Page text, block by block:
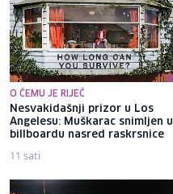
O ČEMU JE RIJEČ
Nesvakidašnji prizor u Los
Angelesu: Muškarac snimljen u
billboardu nasred raskrsnice
11 sati